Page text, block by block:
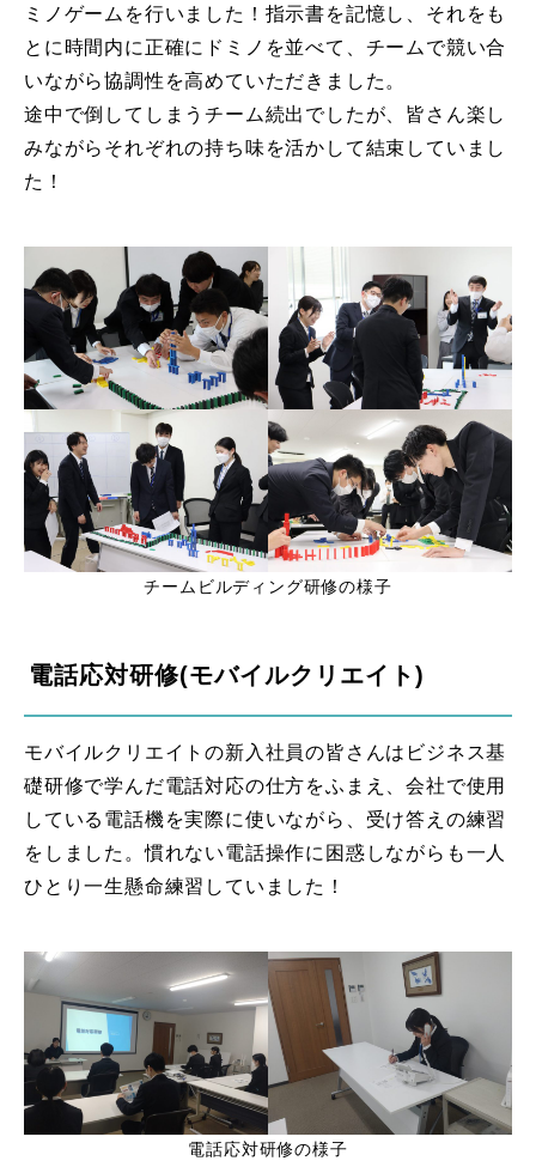
ミノゲームを行いました！指示書を記憶し、それをも
とに時間内に正確にドミノを並べて、チームで競い合
いながら協調性を高めていただきました。
途中で倒してしまうチーム続出でしたが、皆さん楽し
みながらそれぞれの持ち味を活かして結束していまし
た！
チームビルディング研修の様子
電話応対研修(モバイルクリエイト)
モバイルクリエイトの新入社員の皆さんはビジネス基
礎研修で学んだ電話対応の仕方をふまえ、会社で使用
している電話機を実際に使いながら、受け答えの練習
をしました。慣れない電話操作に困惑しながらも一人
ひとり一生懸命練習していました！
電話応対研修の様子